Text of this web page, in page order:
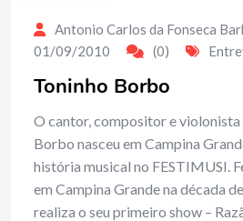
Antonio Carlos da Fonseca
01/09/2010
(0)
Toninho Borbo
O cantor, compositor e
Borbo nasceu em Campina
história musical no FESTIMUSI.
em Campina Grande na década
realiza o seu primeiro show –